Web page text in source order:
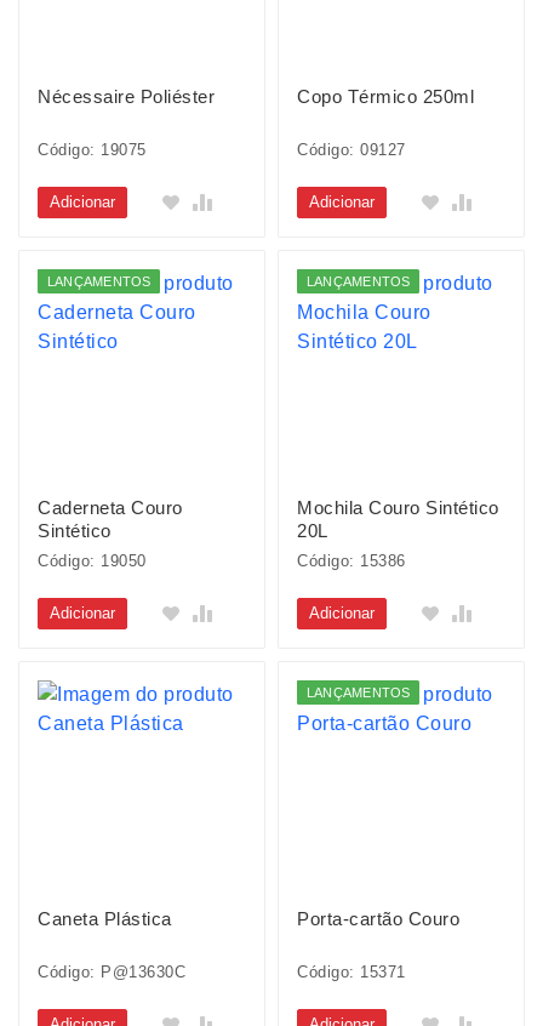
Nécessaire Poliéster
Código: 19075
Adicionar
Copo Térmico 250ml
Código: 09127
Adicionar
LANÇAMENTOS
Caderneta Couro
Sintético
Código: 19050
Adicionar
LANÇAMENTOS
Mochila Couro Sintético
20L
Código: 15386
Adicionar
Caneta Plástica
Código: P@13630C
LANÇAMENTOS
Porta-cartão Couro
Código: 15371